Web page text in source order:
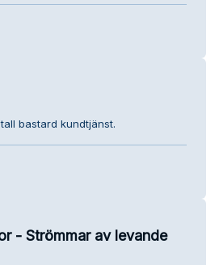
bastard kundtjänst.
- Strömmar av levande